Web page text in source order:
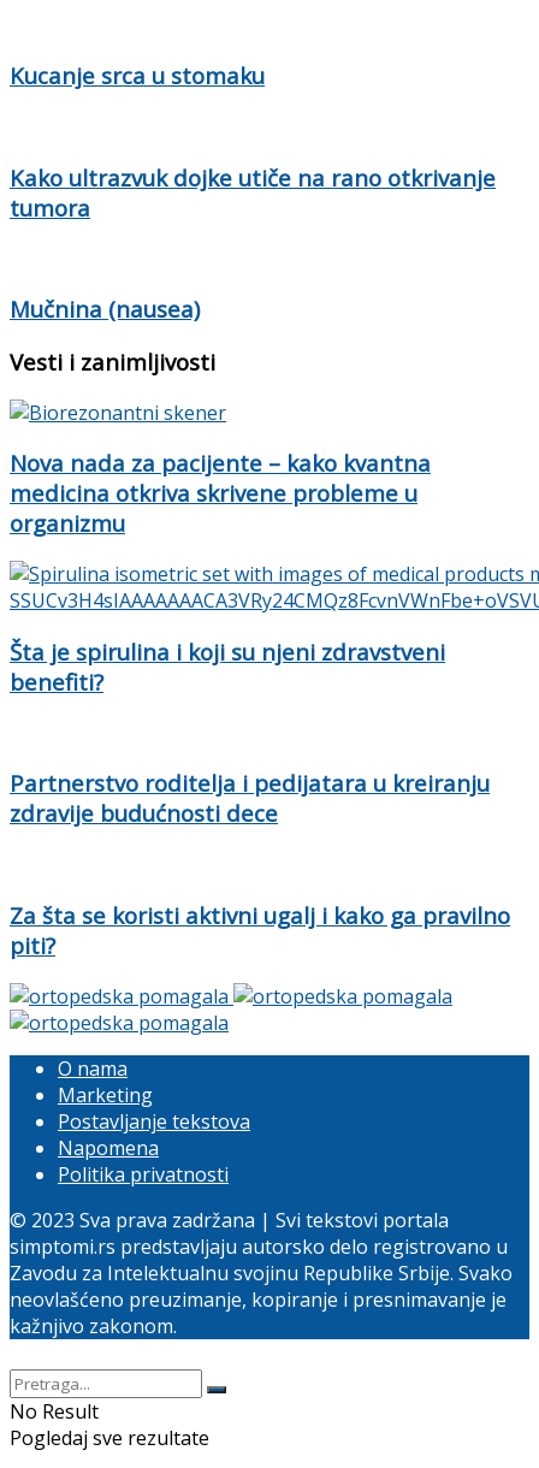
Kucanje srca u stomaku
Kako ultrazvuk dojke utiče na rano otkrivanje
tumora
Mučnina (nausea)
Vesti i zanimljivosti
Nova nada za pacijente – kako kvantna
medicina otkriva skrivene probleme u
organizmu
Šta je spirulina i koji su njeni zdravstveni
benefiti?
Partnerstvo roditelja i pedijatara u kreiranju
zdravije budućnosti dece
Za šta se koristi aktivni ugalj i kako ga pravilno
piti?
O nama
Marketing
Postavljanje tekstova
Napomena
Politika privatnosti
© 2023 Sva prava zadržana | Svi tekstovi portala
simptomi.rs predstavljaju autorsko delo registrovano u
Zavodu za Intelektualnu svojinu Republike Srbije. Svako
neovlašćeno preuzimanje, kopiranje i presnimavanje je
kažnjivo zakonom.
No Result
Pogledaj sve rezultate